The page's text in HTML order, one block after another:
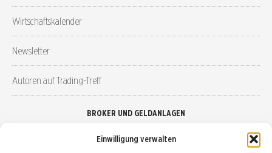
Einwilligung verwalten
Wirtschaftskalender
Newsletter
Autoren auf Trading-Treff
BROKER UND GELDANLAGEN